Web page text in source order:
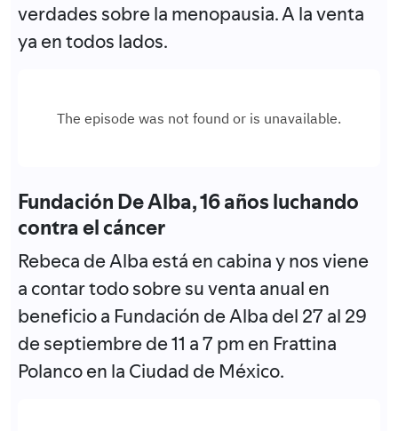
verdades sobre la menopausia. A la venta
ya en todos lados.
Fundación De Alba, 16 años luchando
contra el cáncer
Rebeca de Alba está en cabina y nos viene
a contar todo sobre su venta anual en
beneficio a Fundación de Alba del 27 al 29
de septiembre de 11 a 7 pm en Frattina
Polanco en la Ciudad de México.